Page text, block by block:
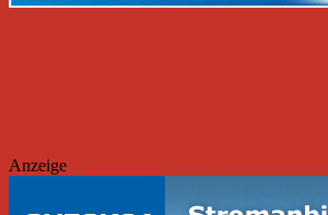
Anzeige